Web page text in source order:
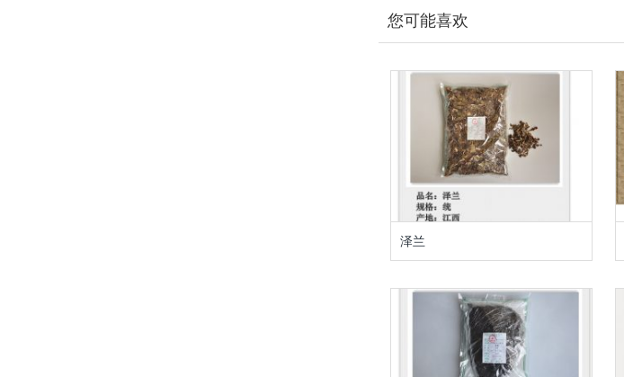
您可能喜欢
泽兰